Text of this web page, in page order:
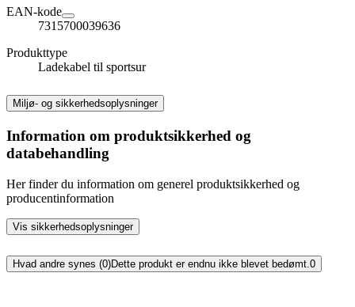
EAN-kode
7315700039636
Produkttype
Ladekabel til sportsur
Miljø- og sikkerhedsoplysninger
Information om produktsikkerhed og
databehandling
Her finder du information om generel produktsikkerhed og
producentinformation
Vis sikkerhedsoplysninger
Hvad andre synes (0)Dette produkt er endnu ikke blevet bedømt. 0